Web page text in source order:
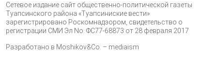
Сетевое издание сайт общественно-политической газеты
Туапсинского района «Туапсиниские вести»
зарегистрировано Роскомнадзором, свидетельство о
регистрации СМИ Эл No. ФС77-68873 от 28 февраля 2017
Разработано в Moshikov&Co. – mediaism